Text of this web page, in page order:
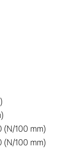
(N/100 mm)
(N/100 mm)